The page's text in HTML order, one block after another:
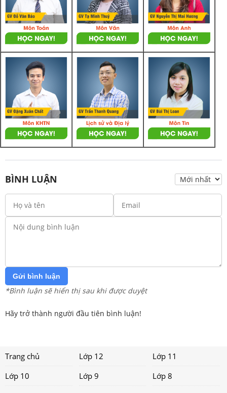
BÌNH LUẬN
Gửi bình luận
*Bình luận sẽ hiển thị sau khi được duyệt
Hãy trở thành người đầu tiên bình luận!
Trang chủ Lớp 12
Lớp 11
Lớp 10
Lớp 9
Lớp 8